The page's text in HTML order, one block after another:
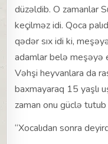
düzəldib. O zamanlar
keçilməz idi. Qoca
qədər sıx idi ki,
adamlar belə meşəyə
Vəhşi heyvanlara da
baxmayaraq 15 yaşlı
zaman onu güclə tutub
“Xocalıdan sonra